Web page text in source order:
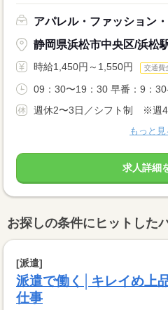
アパレル・ファッション
静岡県浜松市中央区/浜松
時給1,450円～1,550円 交通費
09：30〜19：30 早番：9：
週休2〜3日／シフト制 ※週4
もっと見
求人詳細
お探しの条件にヒットした
[派遣]
派遣で働く│キレイめ上
仕事